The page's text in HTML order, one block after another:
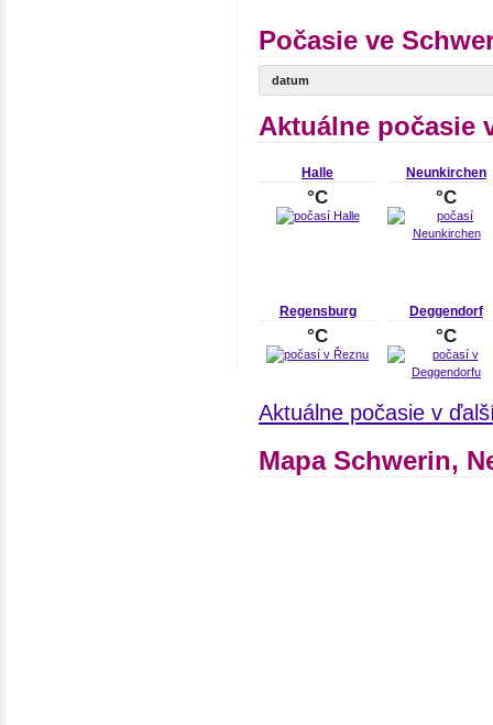
Počasie ve
datum
Aktuálne počasie
Halle
°C
Neunkirchen
°C
Regensburg
°C
Deggendorf
°C
Aktuálne počasie v
Mapa Schwerin,